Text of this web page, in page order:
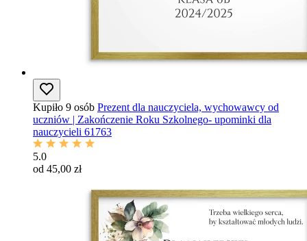
Kupiło 9 osób Prezent dla nauczyciela, wychowawcy od
uczniów | Zakończenie Roku Szkolnego- upominki dla
nauczycieli 61763
5.0
od 45,00 zł